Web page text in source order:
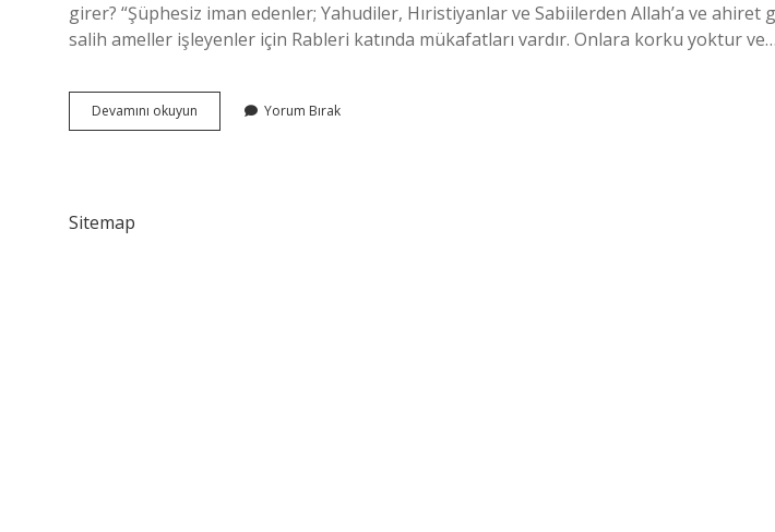
girer? “Şüphesiz iman edenler; Yahudiler, Hıristiyanlar ve Sabiilerden Allah’a ve ahiret
salih ameller işleyenler için Rableri katında mükafatları vardır. Onlara korku yoktur ve…
Devamını okuyun Cennete
Girmenin
Yorum Bırak
Sitemap